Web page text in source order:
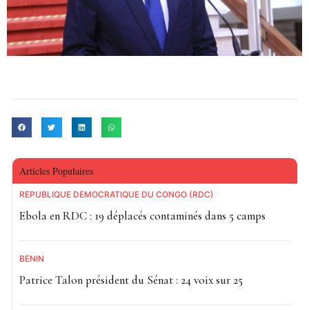
Articles Populaires
RÉPUBLIQUE DÉMOCRATIQUE DU CONGO (RDC)
Ebola en RDC : 19 déplacés contaminés dans 5 camps
BÉNIN
Patrice Talon président du Sénat : 24 voix sur 25